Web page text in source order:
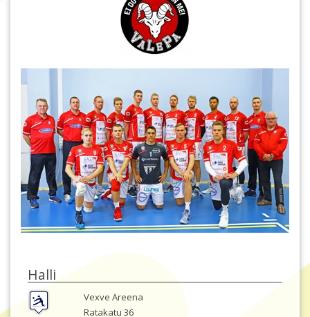
Halli
Vexve Areena
Ratakatu 36